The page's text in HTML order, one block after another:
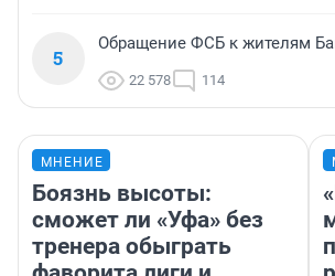
5
Обращение ФСБ к жителям
22 578 114
МНЕНИЕ
Боязнь высоты:
сможет ли «Уфа» без
тренера обыграть